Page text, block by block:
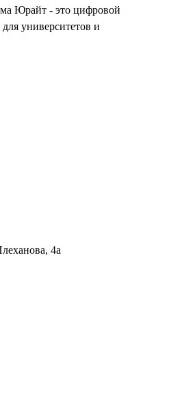
Юрайт - это цифровой
университетов и
4а